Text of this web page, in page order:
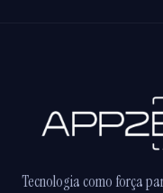
Tecnologia como força